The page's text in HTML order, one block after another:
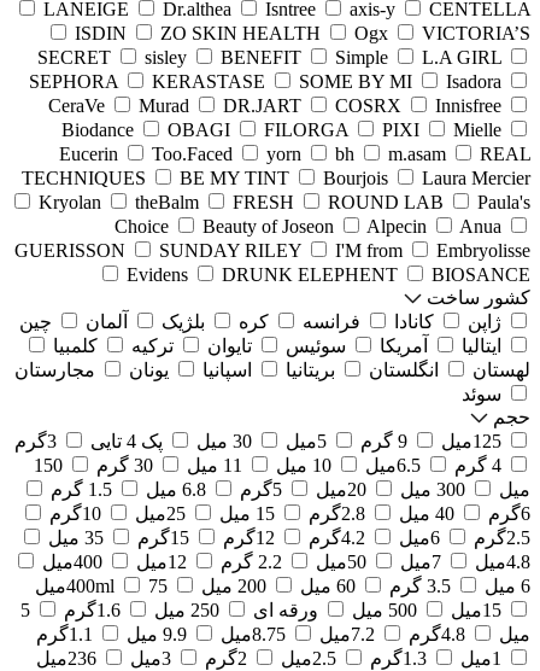
LANEIGE
Dr.althea Isntree axis-y
CENTELLA
ISDIN
ZO SKIN HEALTH Ogx
VICTORIA’S
SECRET
sisley BENEFIT Simple
L.A GIRL
SEPHORA
KERASTASE SOME BY MI
Isadora
CeraVe
Murad DR.JART COSRX
Innisfree
Biodance
OBAGI FILORGA PIXI
Mielle
Eucerin
Too.Faced yorn bh m.asam
REAL
TECHNIQUES
BE MY TINT Bourjois
Laura Mercier
Kryolan
theBalm FRESH ROUND LAB
Paula's
Choice
Beauty of Joseon Alpecin
Anua
GUERISSON
SUNDAY RILEY I'M from
Embryolisse
Evidens
DRUNK ELEPHENT
BIOSANCE
کشور ساخت
ژاپن
کانادا فرانسه کره بلژیک آلمان
چین
ایتالیا
آمریکا سوئیس تایوان ترکیه
کلمبیا
لهستان
انگلستان بریتانیا اسپانیا یونان
مجارستان
سوئد
حجم
125میل
9 گرم 5میل 30 میل پک 4 تایی
3گرم
4 گرم
6.5میل 10 میل 11 میل 30 گرم
150
میل
300 میل 20میل 5گرم 6.8 میل
1.5 گرم
6گرم
40 میل 2.8گرم 15 میل 25میل
10گرم
2.5گرم
6میل 4.2گرم 12گرم 15گرم
35 میل
4.8میل
7میل 50میل 2.2 گرم 12میل
400میل
6 میل
3.5 گرم 60 میل 200 میل 400ml
75میل
15میل
500 میل ورقه ای 250 میل 1.6گرم
5
میل
4.8گرم 7.2میل 8.75میل 9.9 میل
1.1گرم
1میل
1.3گرم 2.5میل 2گرم 3میل
236میل